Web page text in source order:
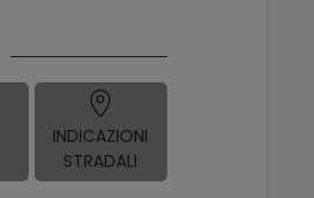
INDICAZIONI
STRADALI